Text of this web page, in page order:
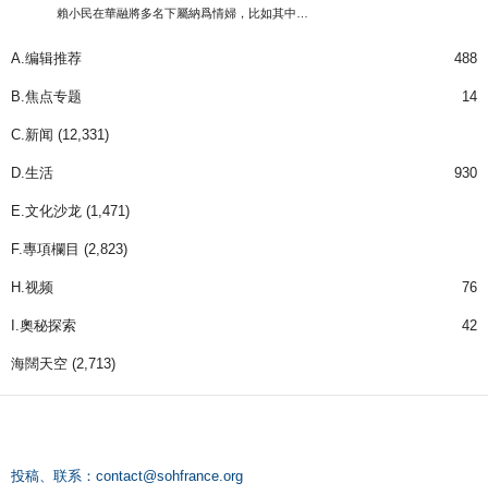
賴小民在華融將多名下屬納爲情婦，比如其中…
A.编辑推荐 488
B.焦点专题 14
C.新闻 (12,331)
D.生活 930
E.文化沙龙 (1,471)
F.專項欄目 (2,823)
H.视频 76
I.奧秘探索 42
海闊天空 (2,713)
投稿、联系： contact@sohfrance.org